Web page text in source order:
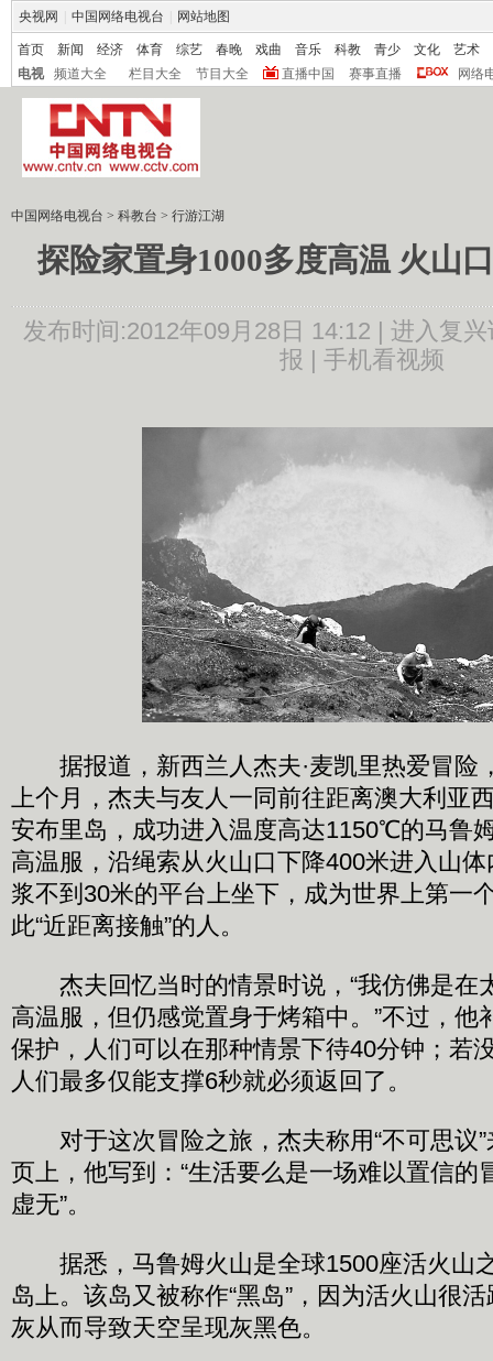
央视网 中国网络电视台 网站地图
首页 新闻 经济 体育 综艺 春晚 戏曲 音乐 科教 青少 文化
艺术
电视
频道大全 栏目大全 节目大全 直播中国 赛事直播 网络
中国网络电视台 > 科教台 > 行游江湖
探险家置身1000多度高温 火山
发布时间:2012年09月28日 14:12 | 进入复兴
报 | 手机看视频
据报道，新西兰人杰夫·麦凯里热爱冒险
上个月，杰夫与友人一同前往距离澳大利亚
安布里岛，成功进入温度高达1150℃的马鲁
高温服，沿绳索从火山口下降400米进入山
浆不到30米的平台上坐下，成为世界上第一
此“近距离接触”的人。
杰夫回忆当时的情景时说，“我仿佛是在
高温服，但仍感觉置身于烤箱中。”不过，他
保护，人们可以在那种情景下待40分钟；若
人们最多仅能支撑6秒就必须返回了。
对于这次冒险之旅，杰夫称用“不可思议”
页上，他写到：“生活要么是一场难以置信的
虚无”。
据悉，马鲁姆火山是全球1500座活火山
岛上。该岛又被称作“黑岛”，因为活火山很
灰从而导致天空呈现灰黑色。